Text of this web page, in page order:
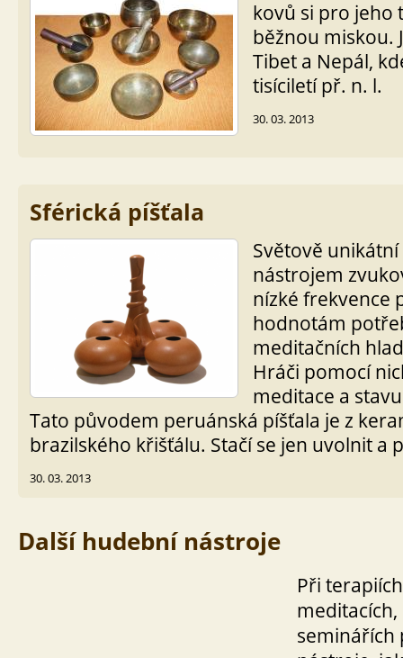
kovů si pro jeho
běžnou miskou.
Tibet a Nepál,
tisíciletí př. n. l.
30. 03. 2013
Sférická píšťala
Světově
nástrojem
nízké frekvence
hodnotám
meditačních
Hráči pomocí
meditace a
Tato původem peruánská píšťala je z
brazilského křišťálu. Stačí se jen uvolnit a
30. 03. 2013
Další hudební nástroje
Při
seminářích